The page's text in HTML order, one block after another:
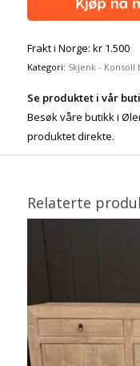
Frakt i Norge: kr 1.500
Kategori: Skjenk - Konsoll
Se produktet i vår
Besøk våre butikk i
produktet direkte.
Relaterte